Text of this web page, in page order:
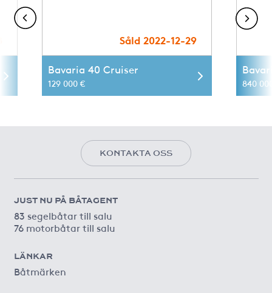
Såld 2022-12-29
Bavaria 40 Cruiser
129 000 € 840
KONTAKTA OSS
JUST NU PÅ BÅTAGENT
83 segelbåtar till salu
76 motorbåtar till salu
LÄNKAR
Båtmärken